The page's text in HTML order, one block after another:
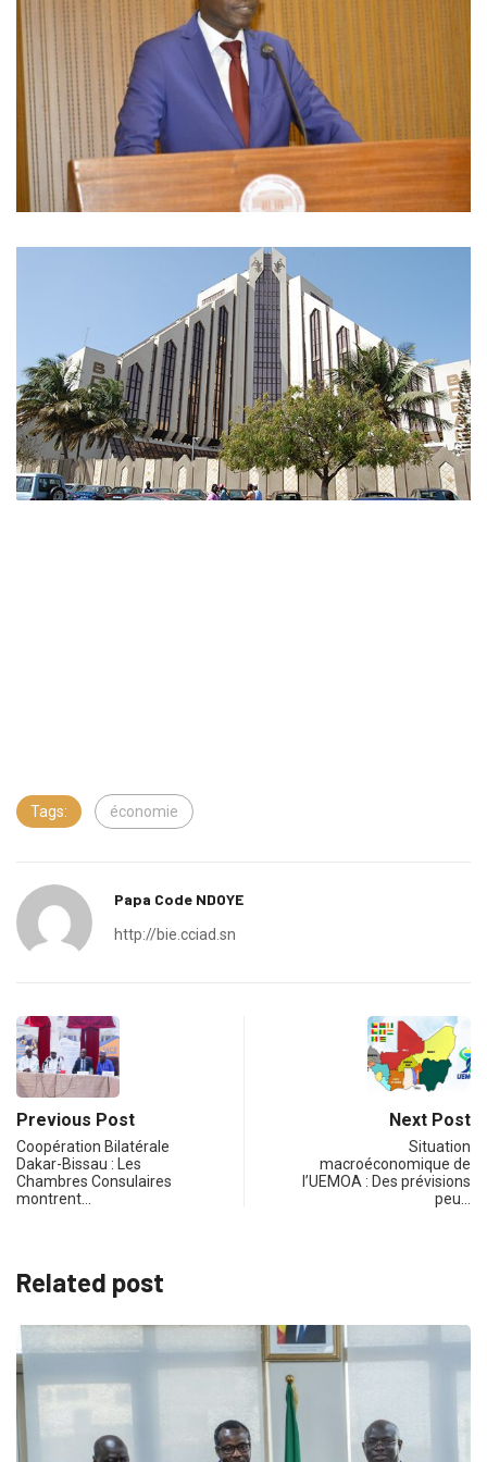
Tags: économie
Papa Code NDOYE
http://bie.cciad.sn
Previous Post
Coopération Bilatérale
Dakar-Bissau : Les
Chambres Consulaires
montrent…
Next Post
Situation
macroéconomique de
l’UEMOA : Des prévisions
peu…
Related post